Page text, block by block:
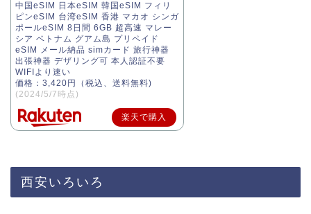
中国eSIM 日本eSIM 韓国eSIM フィリ
ピンeSIM 台湾eSIM 香港 マカオ シンガ
ポールeSIM 8日間 6GB 超高速 マレー
シア ベトナム グアム島 プリペイド
eSIM メール納品 simカード 旅行神器
出張神器 デザリング可 本人認証不要
WIFIより速い
価格：3,420円（税込、送料無料)
(2024/5/7時点)
楽天で購入
西安いろいろ